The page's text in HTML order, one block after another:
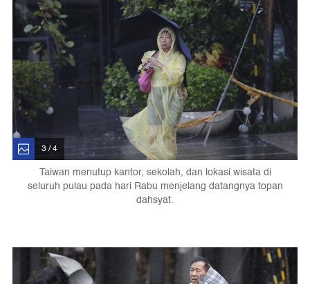
3 / 4
Taiwan menutup kantor, sekolah, dan lokasi wisata di
seluruh pulau pada hari Rabu menjelang datangnya topan
dahsyat.